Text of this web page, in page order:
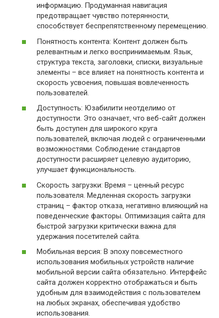
информацию. Продуманная навигация
предотвращает чувство потерянности‚
способствует беспрепятственному перемещению.
Понятность контента: Контент должен быть
релевантным и легко воспринимаемым. Язык‚
структура текста‚ заголовки‚ списки‚ визуальные
элементы – все влияет на понятность контента и
скорость усвоения‚ повышая вовлеченность
пользователей.
Доступность: Юзабилити неотделимо от
доступности. Это означает‚ что веб-сайт должен
быть доступен для широкого круга
пользователей‚ включая людей с ограниченными
возможностями. Соблюдение стандартов
доступности расширяет целевую аудиторию‚
улучшает функциональность.
Скорость загрузки: Время – ценный ресурс
пользователя. Медленная скорость загрузки
страниц – фактор отказа‚ негативно влияющий на
поведенческие факторы. Оптимизация сайта для
быстрой загрузки критически важна для
удержания посетителей сайта.
Мобильная версия: В эпоху повсеместного
использования мобильных устройств наличие
мобильной версии сайта обязательно. Интерфейс
сайта должен корректно отображаться и быть
удобным для взаимодействия с пользователем
на любых экранах‚ обеспечивая удобство
использования.